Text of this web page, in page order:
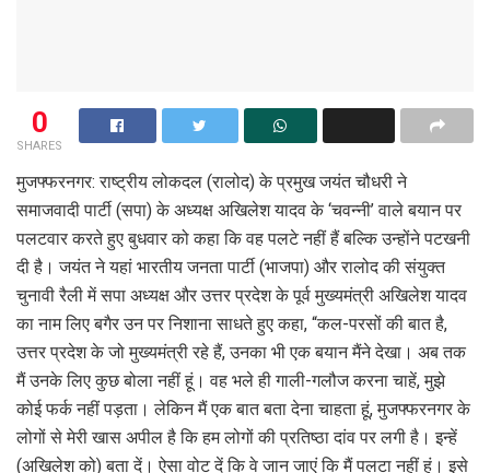
0
SHARES
मुजफ्फरनगर: राष्ट्रीय लोकदल (रालोद) के प्रमुख जयंत चौधरी ने
समाजवादी पार्टी (सपा) के अध्यक्ष अखिलेश यादव के ‘चवन्नी’ वाले बयान पर
पलटवार करते हुए बुधवार को कहा कि वह पलटे नहीं हैं बल्कि उन्होंने पटखनी
दी है। जयंत ने यहां भारतीय जनता पार्टी (भाजपा) और रालोद की संयुक्त
चुनावी रैली में सपा अध्यक्ष और उत्तर प्रदेश के पूर्व मुख्यमंत्री अखिलेश यादव
का नाम लिए बगैर उन पर निशाना साधते हुए कहा, “कल-परसों की बात है,
उत्तर प्रदेश के जो मुख्यमंत्री रहे हैं, उनका भी एक बयान मैंने देखा। अब तक
मैं उनके लिए कुछ बोला नहीं हूं। वह भले ही गाली-गलौज करना चाहें, मुझे
कोई फर्क नहीं पड़ता। लेकिन मैं एक बात बता देना चाहता हूं, मुजफ्फरनगर के
लोगों से मेरी खास अपील है कि हम लोगों की प्रतिष्ठा दांव पर लगी है। इन्हें
(अखिलेश को) बता दें। ऐसा वोट दें कि वे जान जाएं कि मैं पलटा नहीं हूं। इसे